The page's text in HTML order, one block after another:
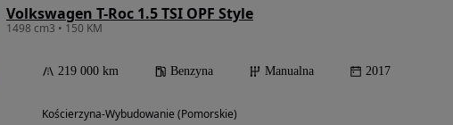
Volkswagen T-Roc 1.5 TSI OPF Style
1498 cm3 • 150 KM
219 000 km Benzyna Manualna 2017
Kościerzyna-Wybudowanie (Pomorskie)